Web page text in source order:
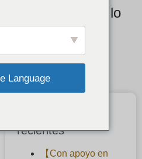
¿Cuánto tiempo lo
la mano?
11-26
recientes
【Con apoyo en
Language